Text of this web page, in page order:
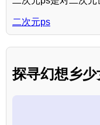
二次元ps
探寻幻想乡